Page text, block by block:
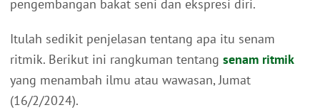
pengembangan bakat seni dan ekspresi diri.
Itulah sedikit penjelasan tentang apa itu senam
ritmik. Berikut ini rangkuman tentang senam ritmik
yang menambah ilmu atau wawasan, Jumat
(16/2/2024).